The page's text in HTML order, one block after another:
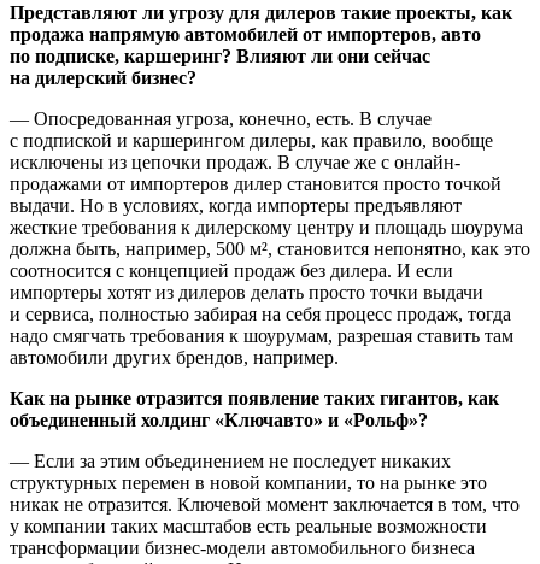
Представляют ли угрозу для дилеров такие проекты, как
продажа напрямую автомобилей от импортеров, авто
по подписке, каршеринг? Влияют ли они сейчас
на дилерский бизнес?
— Опосредованная угроза, конечно, есть. В случае
с подпиской и каршерингом дилеры, как правило, вообще
исключены из цепочки продаж. В случае же с онлайн-
продажами от импортеров дилер становится просто точкой
выдачи. Но в условиях, когда импортеры предъявляют
жесткие требования к дилерскому центру и площадь шоурума
должна быть, например, 500 м², становится непонятно, как это
соотносится с концепцией продаж без дилера. И если
импортеры хотят из дилеров делать просто точки выдачи
и сервиса, полностью забирая на себя процесс продаж, тогда
надо смягчать требования к шоурумам, разрешая ставить там
автомобили других брендов, например.
Как на рынке отразится появление таких гигантов, как
объединенный холдинг «Ключавто» и «Рольф»?
— Если за этим объединением не последует никаких
структурных перемен в новой компании, то на рынке это
никак не отразится. Ключевой момент заключается в том, что
у компании таких масштабов есть реальные возможности
трансформации бизнес-модели автомобильного бизнеса